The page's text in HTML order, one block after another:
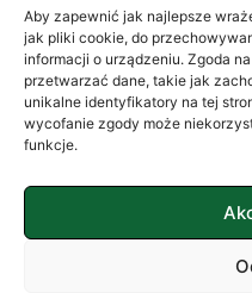
Aby zapewnić jak najlepsze
jak pliki cookie, do
informacji o urządzeniu. Zgoda
przetwarzać dane, takie jak
unikalne identyfikatory na tej
wycofanie zgody może
funkcje.